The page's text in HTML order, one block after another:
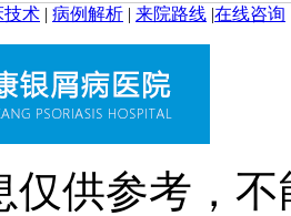
技术 | 病例解析 | 来院路线 |在线咨询
仅供参考，